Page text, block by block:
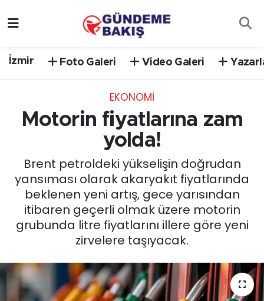
İzmir Foto Galeri Video Galeri
EKONOMİ
Motorin fiyatlarına zam
yolda!
Brent petroldeki yükselişin doğrudan
yansıması olarak akaryakıt fiyatlarında
beklenen yeni artış, gece yarısından
itibaren geçerli olmak üzere motorin
grubunda litre fiyatlarını illere göre yeni
zirvelere taşıyacak.
EĞİTİM
EKONOMİ
English News
KÜLTÜR SANAT
Süper Lig Puan Durumu ve Fikstür
Tüm Manşetler
Son Dakika Haberleri
Haber Arşivi